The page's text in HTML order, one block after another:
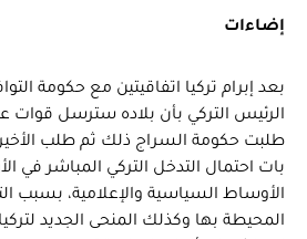
إضاءات
بعد إبرام تركيا اتفاقيتين مع حكومة
الرئيس التركي بأن بلاده سترسل قوات
طلبت حكومة السراج ذلك ثم طلب
بات احتمال التدخل التركي المباشر في
الأوساط السياسية والإعلامية، بسبب
المحيطة بها وكذلك المنحى الجديد